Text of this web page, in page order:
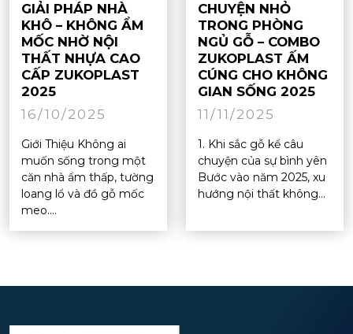
GIẢI PHÁP NHÀ
KHÔ – KHÔNG ẨM
MỐC NHỜ NỘI
THẤT NHỰA CAO
CẤP ZUKOPLAST
2025
16/10/2025
Giới Thiệu Không ai
muốn sống trong một
căn nhà ẩm thấp, tường
loang lổ và đồ gỗ mốc
meo....
CHUYỆN NHỎ
TRONG PHÒNG
NGỦ GỖ – COMBO
ZUKOPLAST ẤM
CÚNG CHO KHÔNG
GIAN SỐNG 2025
11/11/2025
1. Khi sắc gỗ kể câu
chuyện của sự bình yên
Bước vào năm 2025, xu
hướng nội thất không...